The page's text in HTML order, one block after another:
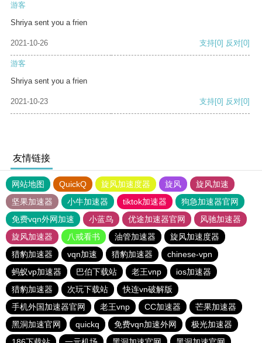
游客
Shriya sent you a frien
2021-10-26 支持[0] 反对[0]
游客
Shriya sent you a frien
2021-10-23 支持[0] 反对[0]
友情链接
网站地图 QuickQ 旋风加速度器 旋风
旋风加速
坚果加速器
小牛加速器 tiktok加速器
狗急加速器官网
免费vqn外网加速
小蓝鸟 优途加速器官网
风驰加速器
旋风加速器
八戒看书 油管加速器
旋风加速度器
猎豹加速器
vqn加速 猎豹加速器
chinese-vpn
蚂蚁vp加速器
巴伯下载站 老王vnp
ios加速器
猎豹加速器
次玩下载站
快连vn破解版
手机外国加速器官网
老王vnp CC加速器
芒果加速器
黑洞加速官网
quickq 免费vqn加速外网
极光加速器